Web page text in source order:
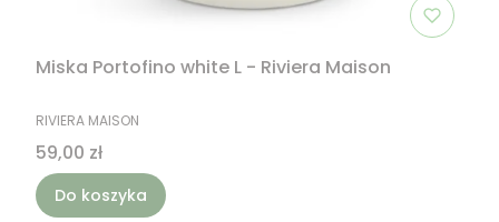
Miska Portofino white L - Riviera Maison
PRODUCENT
RIVIERA MAISON
Cena
59,00 zł
Do koszyka